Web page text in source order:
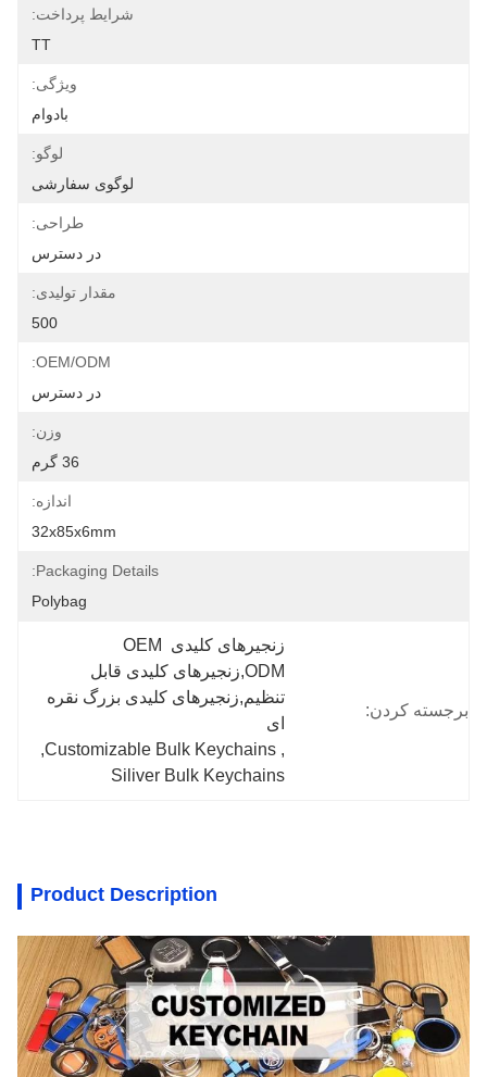
شرایط پرداخت:
TT
ویژگی:
بادوام
لوگو:
لوگوی سفارشی
طراحی:
در دسترس
مقدار تولیدی:
500
OEM/ODM:
در دسترس
وزن:
36 گرم
اندازه:
32x85x6mm
Packaging Details:
Polybag
برجسته کردن:
زنجیرهای کلیدی OEM
ODM,زنجیرهای کلیدی قابل
تنظیم,زنجیرهای کلیدی بزرگ نقره
ای
,
Customizable Bulk Keychains
,
Siliver Bulk Keychains
Product Description